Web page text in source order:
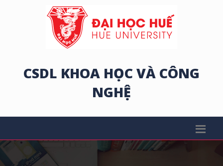
CSDL KHOA HỌC VÀ CÔNG
NGHỆ